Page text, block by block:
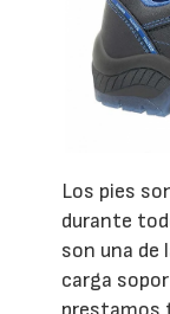
Los pies
durante
son una de
carga